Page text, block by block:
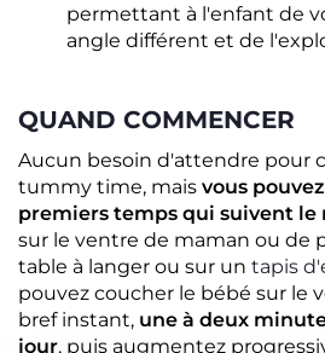
permettant à l'enfant de
angle différent et de
QUAND COMMENCER
Aucun besoin d'attendre pour
tummy time, mais vous
premiers temps qui suivent le
sur le ventre de maman ou de
table à langer ou sur un tapis
pouvez coucher le bébé sur le
bref instant, une à deux
jour, puis augmentez